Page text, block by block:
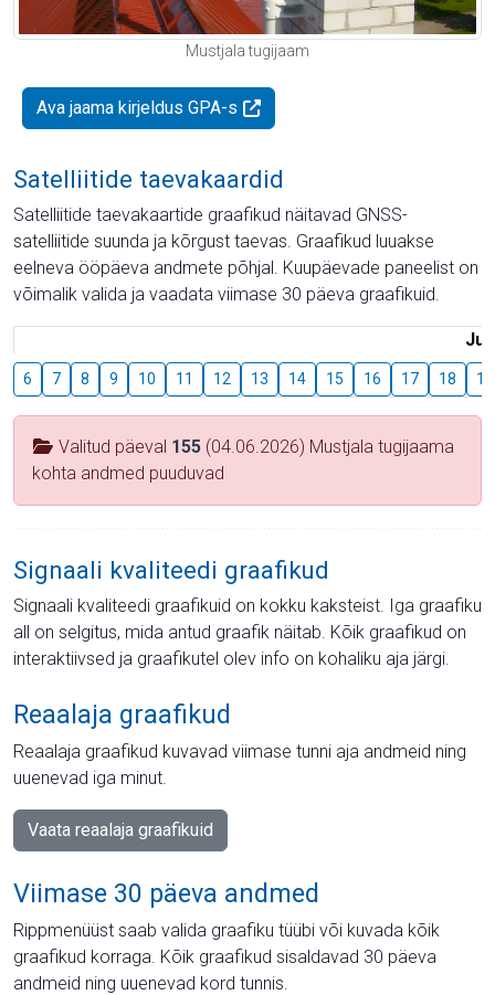
Mustjala tugijaam
Ava jaama kirjeldus GPA-s
Satelliitide taevakaardid
Satelliitide taevakaartide graafikud näitavad GNSS-
satelliitide suunda ja kõrgust taevas. Graafikud luuakse
eelneva ööpäeva andmete põhjal. Kuupäevade paneelist on
võimalik valida ja vaadata viimase 30 päeva graafikuid.
6 7 8 9 10 11 12 13 14 15 16 17 18 19
Valitud päeval 155 (04.06.2026) Mustjala tugijaama
kohta andmed puuduvad
Signaali kvaliteedi graafikud
Signaali kvaliteedi graafikuid on kokku kaksteist. Iga graafiku
all on selgitus, mida antud graafik näitab. Kõik graafikud on
interaktiivsed ja graafikutel olev info on kohaliku aja järgi.
Reaalaja graafikud
Reaalaja graafikud kuvavad viimase tunni aja andmeid ning
uuenevad iga minut.
Vaata reaalaja graafikuid
Viimase 30 päeva andmed
Rippmenüüst saab valida graafiku tüübi või kuvada kõik
graafikud korraga. Kõik graafikud sisaldavad 30 päeva
andmeid ning uuenevad kord tunnis.